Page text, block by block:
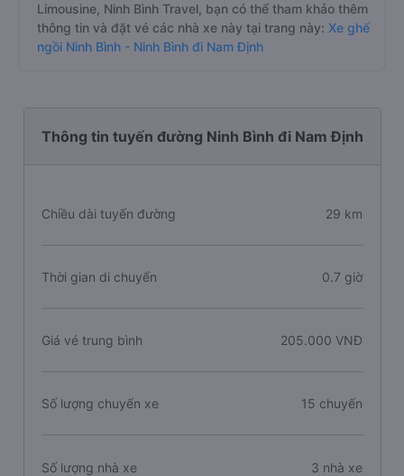
Limousine, Ninh Bình Travel, bạn có thể tham khảo thêm
thông tin và đặt vé các nhà xe này tại trang này: Xe ghế
ngồi Ninh Bình - Ninh Bình đi Nam Định
Thông tin tuyến đường Ninh Bình đi Nam Định
Chiều dài tuyến đường 29 km
Thời gian di chuyển 0.7 giờ
Giá vé trung bình 205.000 VNĐ
Số lượng chuyến xe 15 chuyến
Số lượng nhà xe 3 nhà xe